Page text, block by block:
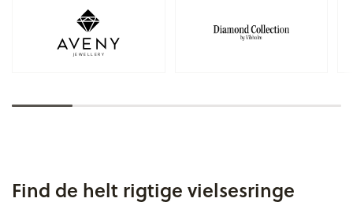
Find de helt rigtige vielsesringe